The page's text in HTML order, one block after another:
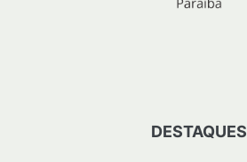
DESTAQUES